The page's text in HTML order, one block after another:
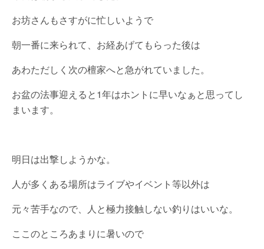
お坊さんもさすがに忙しいようで
朝一番に来られて、お経あげてもらった後は
あわただしく次の檀家へと急がれていました。
お盆の法事迎えると1年はホントに早いなぁと思ってし
まいます。
明日は出撃しようかな。
人が多くある場所はライブやイベント等以外は
元々苦手なので、人と極力接触しない釣りはいいな。
ここのところあまりに暑いので